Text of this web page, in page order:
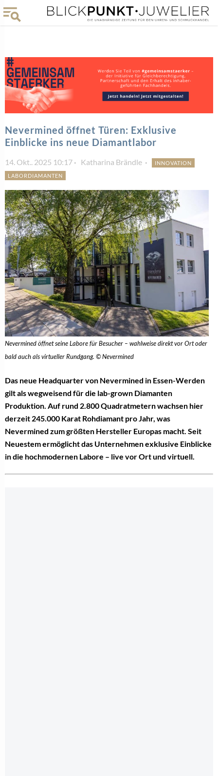
Nevermined öffnet Türen: Exklusive
Einblicke ins neue Diamantlabor
14. Okt.. 2025 10:17 Katharina Brändle
INNOVATION
LABORDIAMANTEN
Nevermined öffnet seine Labore für Besucher – wahlweise direkt vor Ort oder
bald auch als virtueller Rundgang. © Nevermined
Das neue Headquarter von Nevermined in Essen-Werden
gilt als wegweisend für die lab-grown Diamanten
Produktion. Auf rund 2.800 Quadratmetern wachsen hier
derzeit 245.000 Karat Rohdiamant pro Jahr, was
Nevermined zum größten Hersteller Europas macht. Seit
Neuestem ermöglicht das Unternehmen exklusive Einblicke
in die hochmodernen Labore – live vor Ort und virtuell.